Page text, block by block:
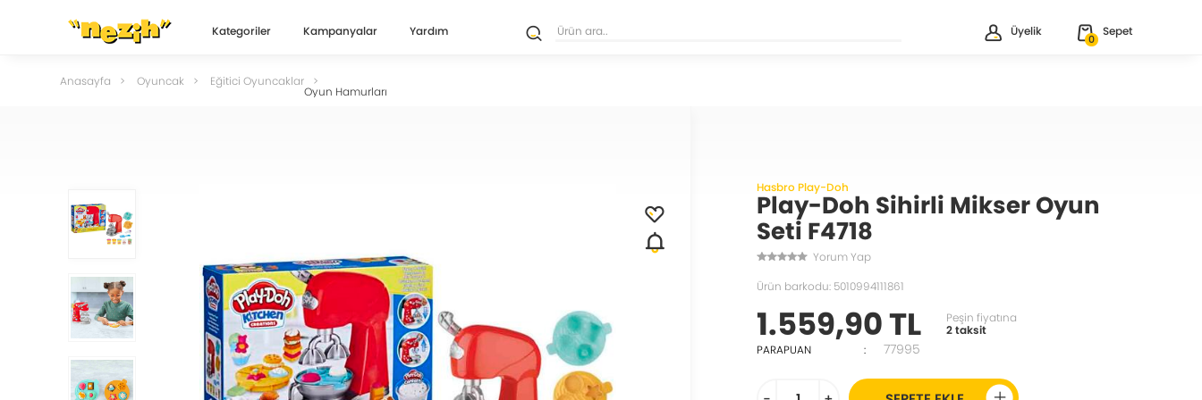
Kategoriler Kampanyalar Yardım Üyelik
0
Sepet
Anasayfa Oyuncak Eğitici Oyuncaklar
Oyun Hamurları
Hasbro Play-Doh
Play-Doh Sihirli Mikser Oyun
Seti F4718
Yorum Yap
Ürün barkodu: 5010994111861
1.559,90 TL
Peşin fiyatına
2 taksit
PARAPUAN
: 77995